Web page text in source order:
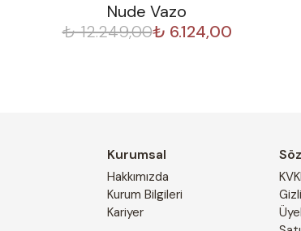
Nude Vazo
₺ 12.249,00₺ 6.124,00
Kurumsal
Hakkımızda
Kurum Bilgileri
Kariyer